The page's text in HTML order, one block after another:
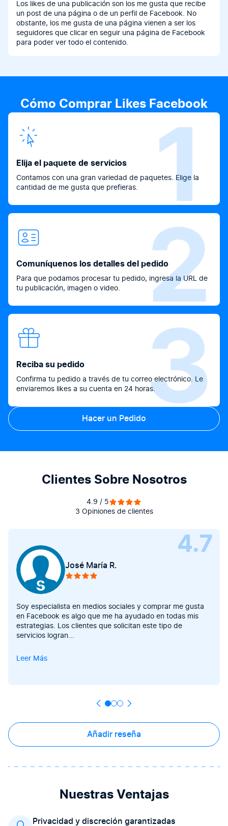
Los likes de una publicación son los me gusta que recibe
un post de una página o de un perfil de Facebook. No
obstante, los me gusta de una página vienen a ser los
seguidores que clicar en seguir una página de Facebook
para poder ver todo el contenido.
Cómo Comprar Likes Facebook
1
Elija el paquete de servicios
Contamos con una gran variedad de paquetes. Elige la
cantidad de me gusta que prefieras.
2
Comuníquenos los detalles del pedido
Para que podamos procesar tu pedido, ingresa la URL de
tu publicación, imagen o video.
3
Reciba su pedido
Confirma tu pedido a través de tu correo electrónico. Le
enviaremos likes a su cuenta en 24 horas.
Hacer un Pedido
Clientes Sobre Nosotros
4.9 / 5
3 Opiniones de clientes
4.7
José María R.
Soy especialista en medios sociales y comprar me gusta
en Facebook es algo que me ha ayudado en todas mis
estrategias. Los clientes que solicitan este tipo de
servicios logran...
Leer Más
Añadir reseña
Nuestras Ventajas
Privacidad y discreción garantizadas